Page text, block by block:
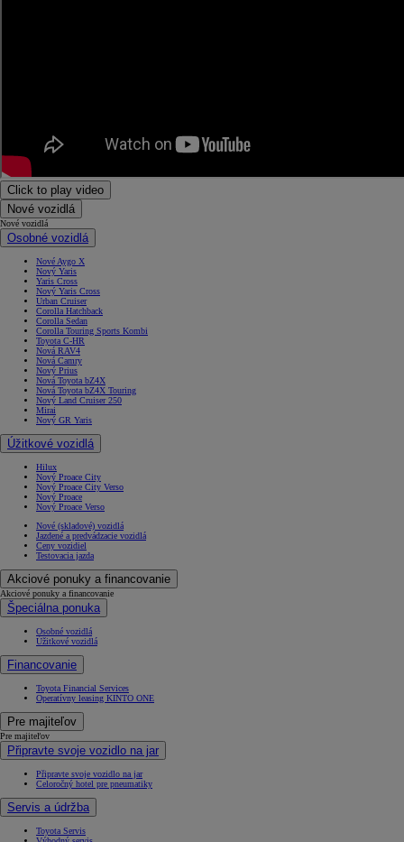
Click to play video
Nové vozidlá
Nové vozidlá
Osobné vozidlá
Nové Aygo X
Nový Yaris
Yaris Cross
Nový Yaris Cross
Urban Cruiser
Corolla Hatchback
Corolla Sedan
Corolla Touring Sports Kombi
Toyota C-HR
Nová RAV4
Nová Camry
Nový Prius
Nová Toyota bZ4X
Nová Toyota bZ4X Touring
Nový Land Cruiser 250
Mirai
Nový GR Yaris
Úžitkové vozidlá
Hilux
Nový Proace City
Nový Proace City Verso
Nový Proace
Nový Proace Verso
Nové (skladové) vozidlá
Jazdené a predvádzacie vozidlá
Ceny vozidiel
Testovacia jazda
Akciové ponuky a financovanie
Akciové ponuky a financovanie
Špeciálna ponuka
Osobné vozidlá
Úžitkové vozidlá
Financovanie
Toyota Financial Services
Operatívny leasing KINTO ONE
Pre majiteľov
Pre majiteľov
Připravte svoje vozidlo na jar
Připravte svoje vozidlo na jar
Celoročný hotel pre pneumatiky
Servis a údržba
Toyota Servis